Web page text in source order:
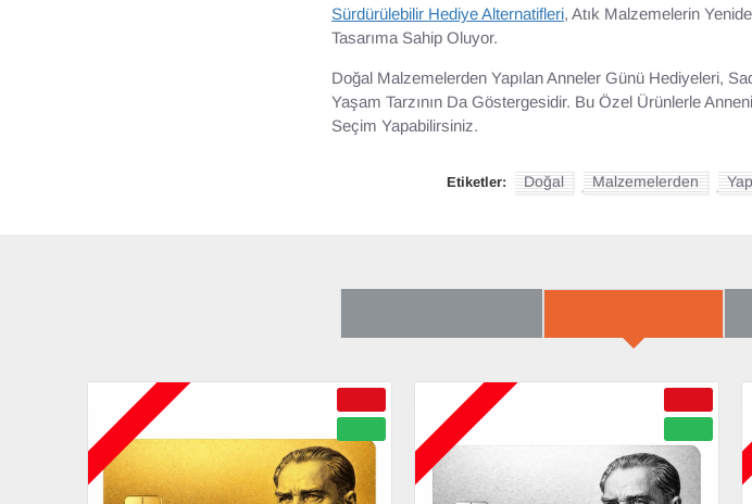
Sürdürülebilir Hediye Alternatifleri, Atık Malzemelerin
Tasarıma Sahip Oluyor.
Doğal Malzemelerden Yapılan Anneler Günü Hediyeleri,
Yaşam Tarzının Da Göstergesidir. Bu Özel Ürünlerle
Seçim Yapabilirsiniz.
Etiketler: Doğal Malzemelerden
ÇOK YAKINDA ÇOK YAKINDA